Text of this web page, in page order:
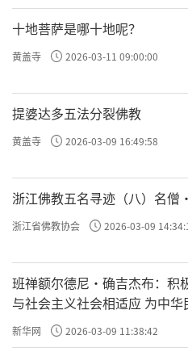
总的来说，从初住到调
都是
散乱。
等到了寂静住，就要开始
修行啊，首先得过了“掉
了，又很容易犯困，生起
昏沉一起来，就要用寂
直到你达到最极寂静的
和掉举会同时冒出来，这
十地菩萨是哪十地呢？
黄盖寺 2026-03-11 09:00:00
提婆达多五法分裂佛教
黄盖寺 2026-03-09 16:49:58
浙江佛教五名寻迹（八）名
浙江省佛教协会 2026-03-09
班禅额尔德尼·确吉杰布：积
与社会主义社会相适应 为中华
兴贡献力量
新华网 2026-03-09 11:38:42